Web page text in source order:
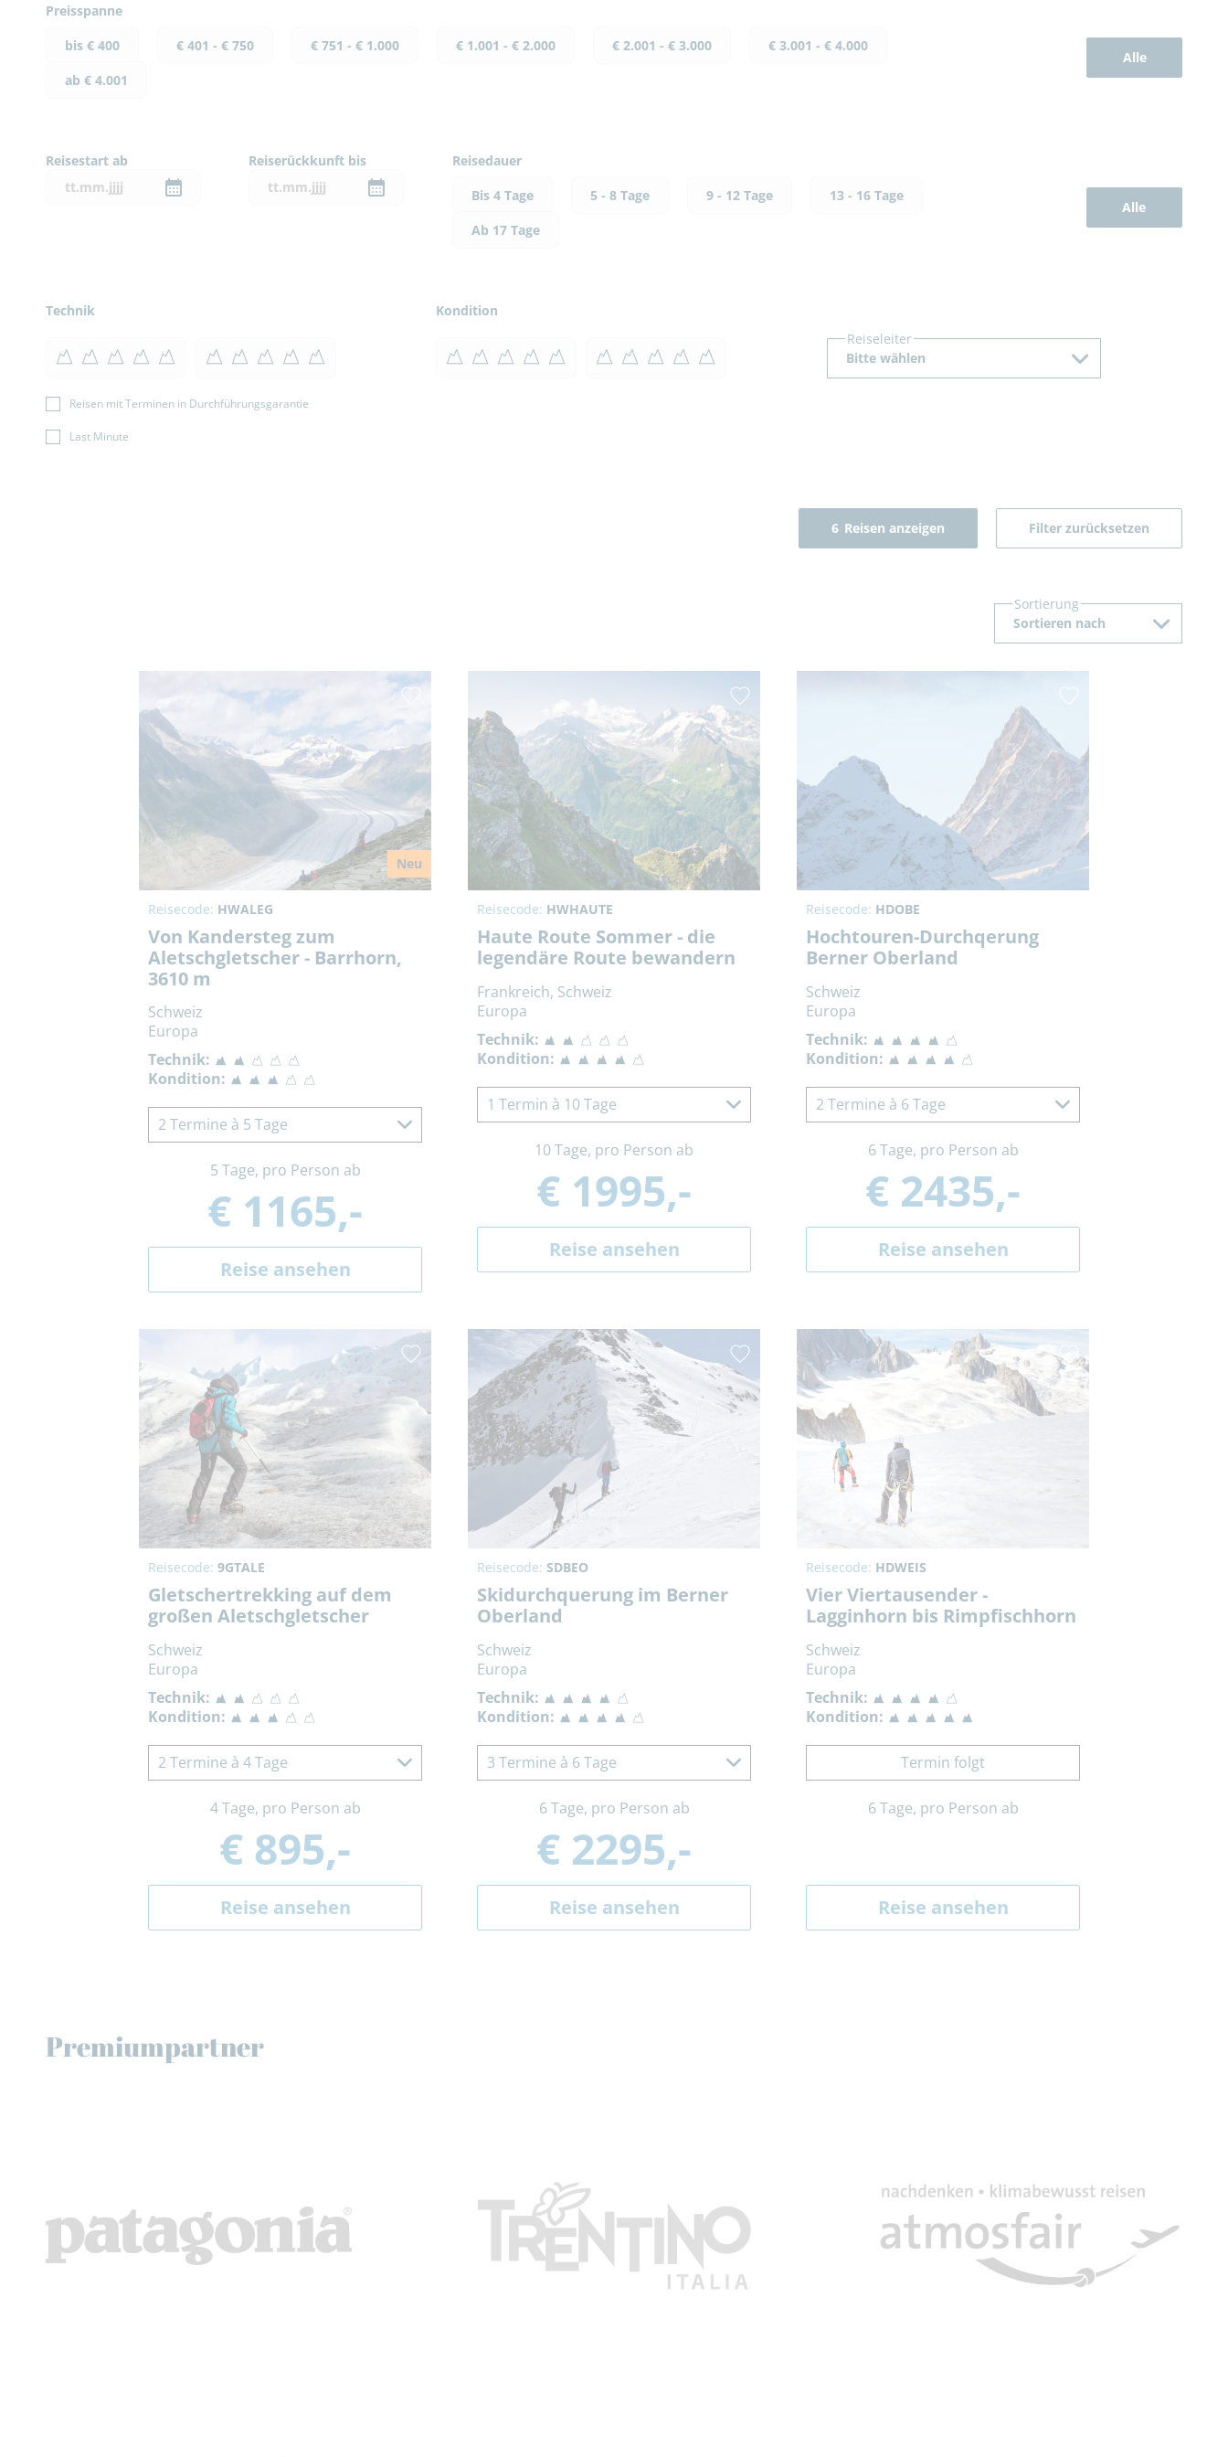
Preisspanne
bis € 400
€ 401 - € 750 € 751 - € 1.000 € 1.001 - € 2.000 € 2.001 - € 3.000
€ 3.001 - € 4.000
ab € 4.001
Alle
Reisestart ab Reiserückkunft bis
Reisedauer
Bis 4 Tage
5 - 8 Tage 9 - 12 Tage
13 - 16 Tage
Ab 17 Tage
Alle
Technik
Kondition
Reiseleiter
Bitte wählen
Reisen mit Terminen in Durchführungsgarantie
Last Minute
6 Reisen anzeigen Filter zurücksetzen
Sortierung
Sortieren nach
Neu
Reisecode: HWALEG
Von Kandersteg zum
Aletschgletscher - Barrhorn,
3610 m
Schweiz
Europa
Technik:
Kondition:
2 Termine à 5 Tage
5 Tage, pro Person ab
€ 1165,-
Reise ansehen
Reisecode: HWHAUTE
Haute Route Sommer - die
legendäre Route bewandern
Frankreich, Schweiz
Europa
Technik:
Kondition:
1 Termin à 10 Tage
10 Tage, pro Person ab
€ 1995,-
Reise ansehen
Reisecode: HDOBE
Hochtouren-Durchqerung
Berner Oberland
Schweiz
Europa
Technik:
Kondition:
2 Termine à 6 Tage
6 Tage, pro Person ab
€ 2435,-
Reise ansehen
Reisecode: 9GTALE
Gletschertrekking auf dem
großen Aletschgletscher
Schweiz
Europa
Technik:
Kondition:
2 Termine à 4 Tage
4 Tage, pro Person ab
€ 895,-
Reise ansehen
Reisecode: SDBEO
Skidurchquerung im Berner
Oberland
Schweiz
Europa
Technik:
Kondition:
3 Termine à 6 Tage
6 Tage, pro Person ab
€ 2295,-
Reise ansehen
Reisecode: HDWEIS
Vier Viertausender -
Lagginhorn bis Rimpfischhorn
Schweiz
Europa
Technik:
Kondition:
Termin folgt
6 Tage, pro Person ab
Reise ansehen
Premiumpartner